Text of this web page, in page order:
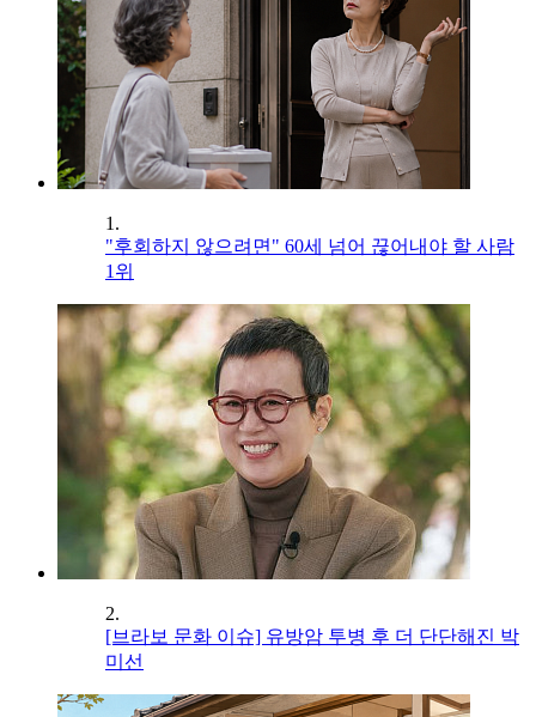
1.
"후회하지 않으려면" 60세 넘어 끊어내야 할 사람
1위
2.
[브라보 문화 이슈] 유방암 투병 후 더 단단해진 박
미선